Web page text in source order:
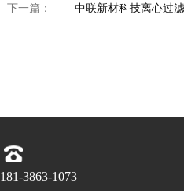
下一篇：
中联新材科技离心过
181-3863-1073